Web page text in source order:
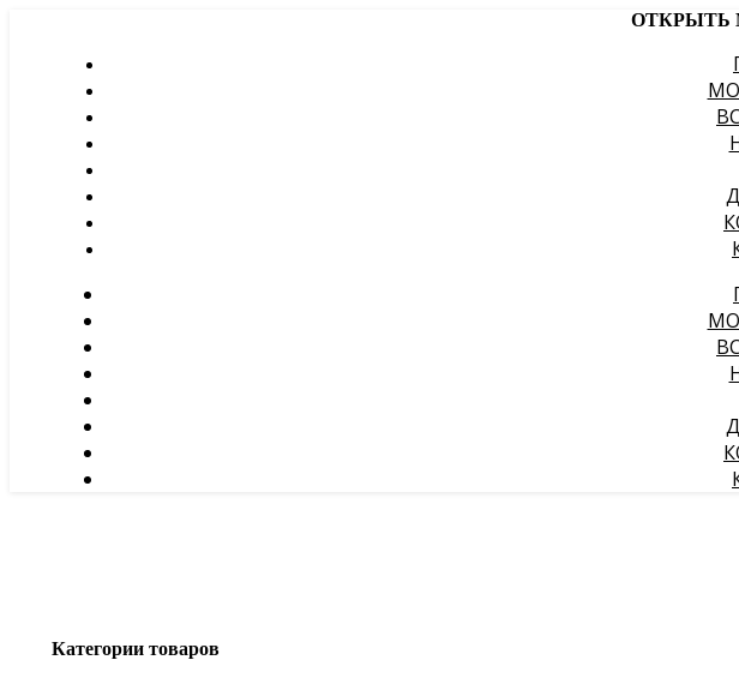
ОТКРЫТЬ
Категории товаров